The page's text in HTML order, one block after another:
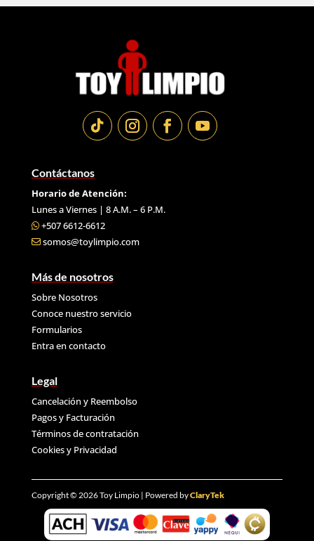
Contáctanos
Horario de Atención:
Lunes a Viernes | 8 A.M. – 6 P.M.
+507 6612-6612
somos@toylimpio.com
Más de nosotros
Sobre Nosotros
Conoce nuestro servicio
Formularios
Entra en contacto
Legal
Cancelación y Reembolso
Pagos y Facturación
Términos de contratación
Cookies y Privacidad
Copyright © 2026 Toy Limpio | Powered byClaryTek